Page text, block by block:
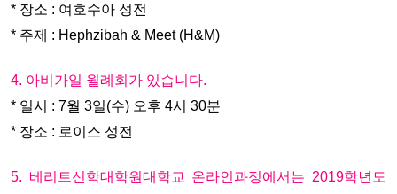
* 장소 : 여호수아 성전
* 주제 : Hephzibah & Meet (H&M)
4. 아비가일 월례회가 있습니다.
* 일시 : 7월 3일(수) 오후 4시 30분
* 장소 : 로이스 성전
5. 베리트신학대학원대학교 온라인과정에서는 2019학년도